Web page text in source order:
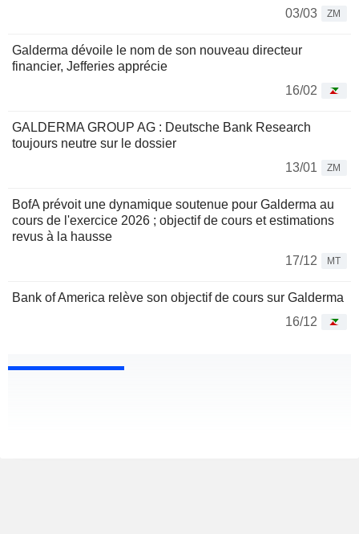
03/03
ZM
Galderma dévoile le nom de son nouveau directeur
financier, Jefferies apprécie
16/02
GALDERMA GROUP AG : Deutsche Bank Research
toujours neutre sur le dossier
13/01
ZM
BofA prévoit une dynamique soutenue pour Galderma au
cours de l'exercice 2026 ; objectif de cours et estimations
revus à la hausse
17/12
MT
Bank of America relève son objectif de cours sur Galderma
16/12